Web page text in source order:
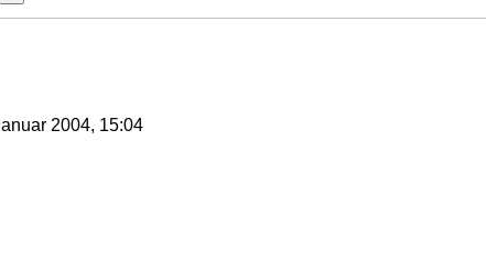
2004, 15:04